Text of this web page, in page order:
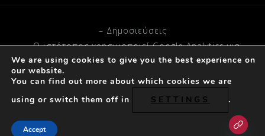
– Δημοσιεύσεις
– O ιστότοπος χρησιμοποιεί Google Analytics για
στατιστικά δεδομένα.
Powered by D.A © 2023
We are using cookies to give you the best experience on
our website.
You can find out more about which cookies we are
using or switch them off in
SETTINGS .
Accept ΚΑΛΕΣΤΕ